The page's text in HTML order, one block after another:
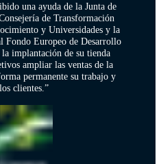
una ayuda de la Junta de
de Transformación
y Universidades y la
Fondo Europeo de Desarrollo
implantación de su tienda
ampliar las ventas de la
permanente su trabajo y
clientes.”